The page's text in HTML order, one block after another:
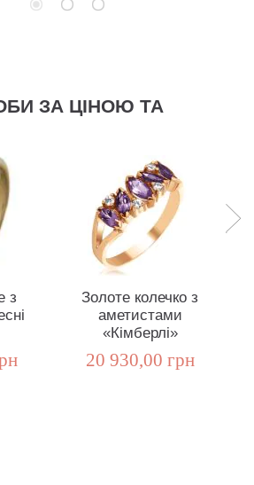
ЗА ЦІНОЮ ТА
з
Золоте колечко з
аметистами
«Кімберлі»
20 930,00 грн